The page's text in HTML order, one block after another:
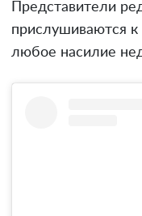
Представители
прислушиваются
любое насилие